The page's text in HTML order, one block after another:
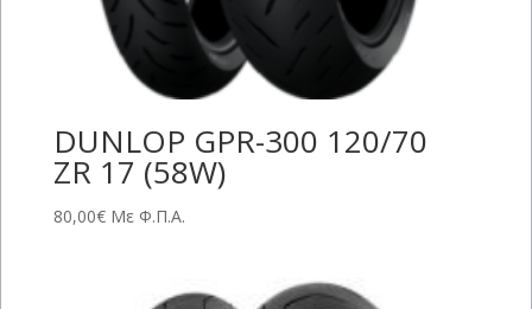
DUNLOP GPR-300 120/70
ZR 17 (58W)
80,00€ Με Φ.Π.Α.